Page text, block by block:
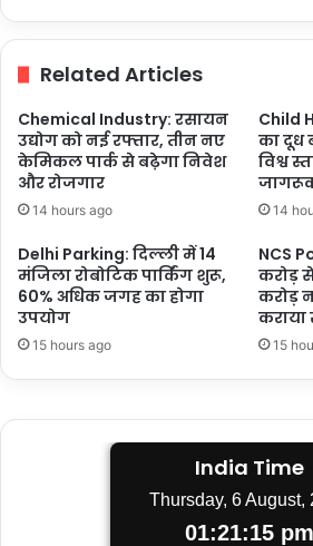
हराया
Related Articles
Chemical Industry: रसायन
उद्योग को नई रफ्तार, तीन नए
केमिकल पार्क से बढ़ेगा निवेश
और रोजगार
14 hours ago
Child
का दूध
विश्व
14
Delhi Parking: दिल्ली में 14
मंजिला रोबोटिक पार्किंग शुरू,
60% अधिक जगह का होगा
उपयोग
15 hours ago
NCS
करोड़
करोड़
कराया
15
India Time
Thursday, 6 August,
01:21:15 pm